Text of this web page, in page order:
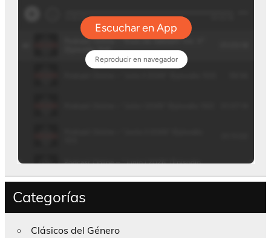
Categorías
Clásicos del Género